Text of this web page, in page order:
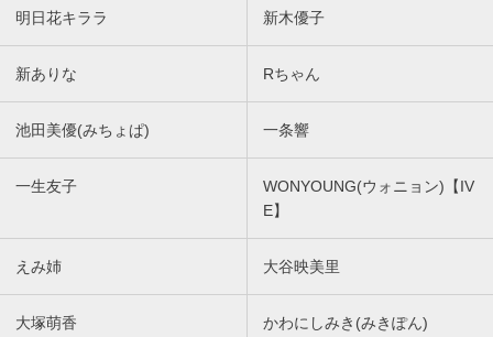
明日花キララ 新木優子
新ありな Rちゃん
池田美優(みちょぱ) 一条響
一生友子
WONYOUNG(ウォニョン)【IV
E】
えみ姉 大谷映美里
大塚萌香 かわにしみき(みきぽん)